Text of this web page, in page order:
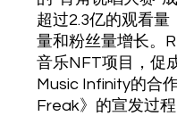
超过2.3亿的观看
量和粉丝量增长。
音乐NFT项目，促
Music Infinity的合
Freak》的宣发过